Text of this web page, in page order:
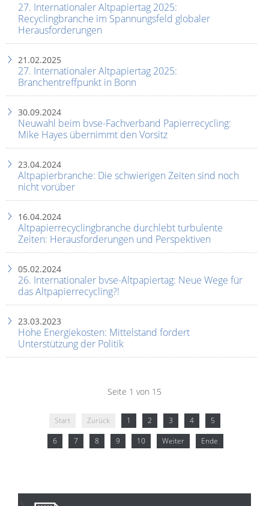
27. Internationaler Altpapiertag 2025:
Recyclingbranche im Spannungsfeld globaler
Herausforderungen
21.02.2025
27. Internationaler Altpapiertag 2025:
Branchentreffpunkt in Bonn
30.09.2024
Neuwahl beim bvse-Fachverband Papierrecycling:
Mike Hayes übernimmt den Vorsitz
23.04.2024
Altpapierbranche: Die schwierigen Zeiten sind noch
nicht vorüber
16.04.2024
Altpapierrecyclingbranche durchlebt turbulente
Zeiten: Herausforderungen und Perspektiven
05.02.2024
26. Internationaler bvse-Altpapiertag: Neue Wege für
das Altpapierrecycling?!
23.03.2023
Hohe Energiekosten: Mittelstand fordert
Unterstützung der Politik
Seite 1 von 15
Start Zurück 1 2 3 4 5
6 7 8 9 10 Weiter Ende